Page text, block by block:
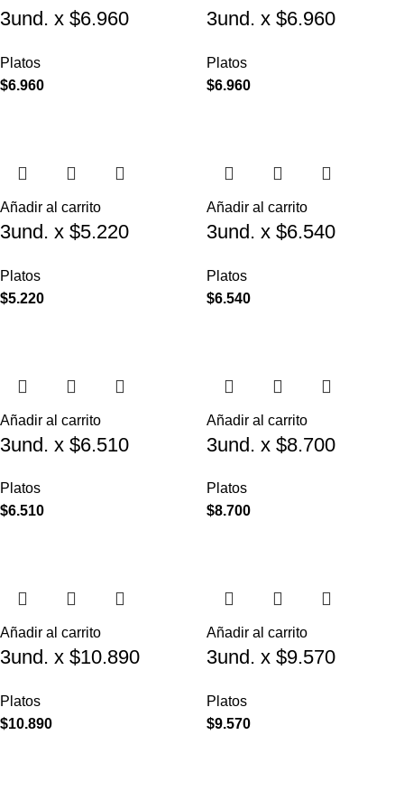
3und. x $6.960
para Mascotas Diseño
Diamante
Platos
$6.960
3und. x $6.960
para Mascotas
Platos
$6.960
Añadir al carrito
3und. x $5.220
Elevado para
Mascotas Diseño
Platos
$5.220
Añadir al carrito
3und. x $6.540
Antiderrame para
Mascotas
Platos
$6.540
Añadir al carrito
3und. x $6.510
Elevado para
Platos
$6.510
Añadir al carrito
3und. x $8.700
Elevado de Acero
Platos
$8.700
Añadir al carrito
3und. x $10.890
Elevado con Acero
Platos
$10.890
Añadir al carrito
3und. x $9.570
Elevado para
Platos
$9.570